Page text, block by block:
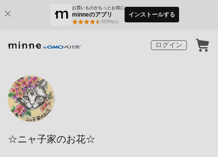
お買いものがもっとお得に
minneのアプリ
3万件以上
インストールする
ログイン
☆ニャ子家のお花☆